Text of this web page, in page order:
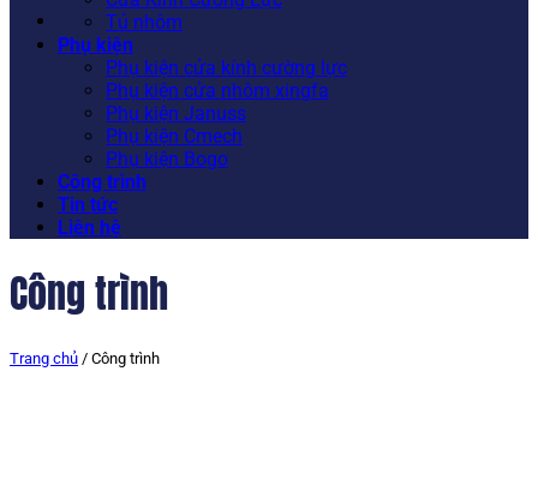
Tủ nhôm
Phụ kiện
Phụ kiện cửa kính cường lực
Phụ kiện cửa nhôm xingfa
Phụ kiện Januss
Phụ kiện Cmech
Phụ kiện Bogo
Công trình
Tin tức
Liên hệ
Công trình
Trang chủ / Công trình